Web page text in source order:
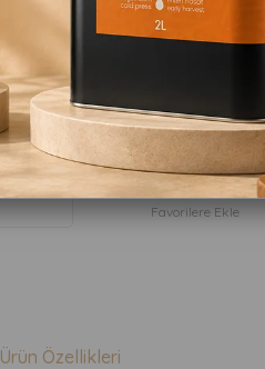
Favorilere Ekle
Ürün Özellikleri